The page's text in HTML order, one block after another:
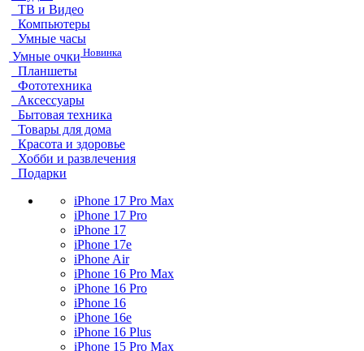
ТВ и Видео
Компьютеры
Умные часы
Умные очки Новинка
Планшеты
Фототехника
Аксессуары
Бытовая техника
Товары для дома
Красота и здоровье
Хобби и развлечения
Подарки
iPhone 17 Pro Max
iPhone 17 Pro
iPhone 17
iPhone 17e
iPhone Air
iPhone 16 Pro Max
iPhone 16 Pro
iPhone 16
iPhone 16e
iPhone 16 Plus
iPhone 15 Pro Max